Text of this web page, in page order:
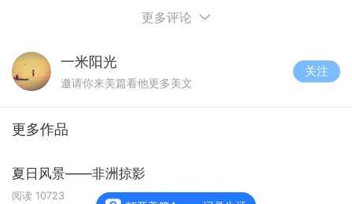
.
更多评论
一米阳光
邀请你来美篇看他更多美文
关注
更多作品
夏日风景——非洲掠影
阅读 10723